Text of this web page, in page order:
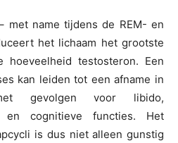
met name tijdens de REM- en
het lichaam het grootste
hoeveelheid testosteron. Een
kan leiden tot een afname in
gevolgen voor libido,
en cognitieve functies. Het
is dus niet alleen gunstig